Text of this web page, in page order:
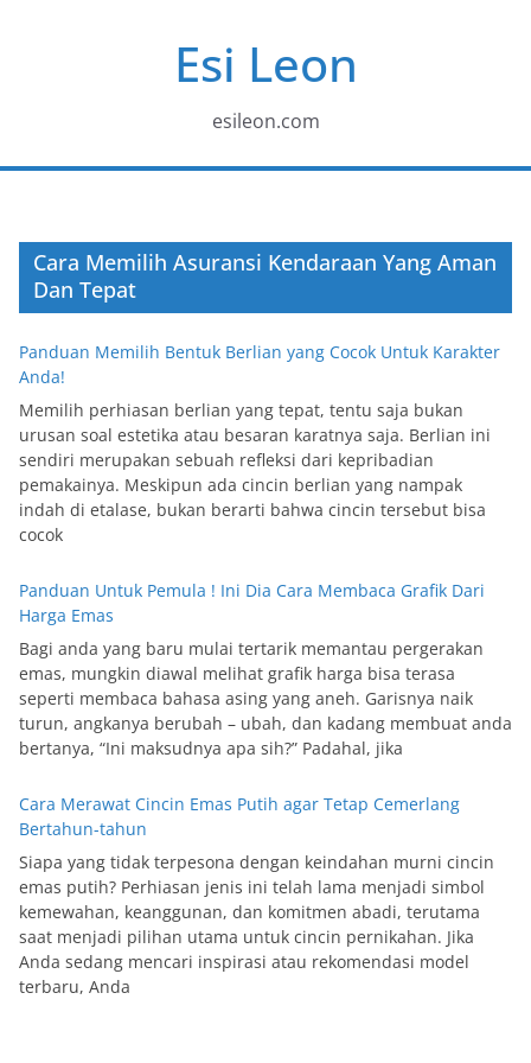
Esi Leon
esileon.com
Cara Memilih Asuransi Kendaraan Yang Aman
Dan Tepat
Panduan Memilih Bentuk Berlian yang Cocok Untuk Karakter
Anda!
Memilih perhiasan berlian yang tepat, tentu saja bukan
urusan soal estetika atau besaran karatnya saja. Berlian ini
sendiri merupakan sebuah refleksi dari kepribadian
pemakainya. Meskipun ada cincin berlian yang nampak
indah di etalase, bukan berarti bahwa cincin tersebut bisa
cocok
Panduan Untuk Pemula ! Ini Dia Cara Membaca Grafik Dari
Harga Emas
Bagi anda yang baru mulai tertarik memantau pergerakan
emas, mungkin diawal melihat grafik harga bisa terasa
seperti membaca bahasa asing yang aneh. Garisnya naik
turun, angkanya berubah – ubah, dan kadang membuat anda
bertanya, “Ini maksudnya apa sih?” Padahal, jika
Cara Merawat Cincin Emas Putih agar Tetap Cemerlang
Bertahun-tahun
Siapa yang tidak terpesona dengan keindahan murni cincin
emas putih? Perhiasan jenis ini telah lama menjadi simbol
kemewahan, keanggunan, dan komitmen abadi, terutama
saat menjadi pilihan utama untuk cincin pernikahan. Jika
Anda sedang mencari inspirasi atau rekomendasi model
terbaru, Anda